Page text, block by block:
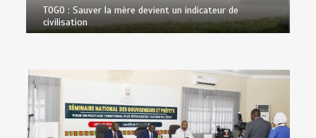
TOGO : Sauver la mère devient un indicateur de
civilisation